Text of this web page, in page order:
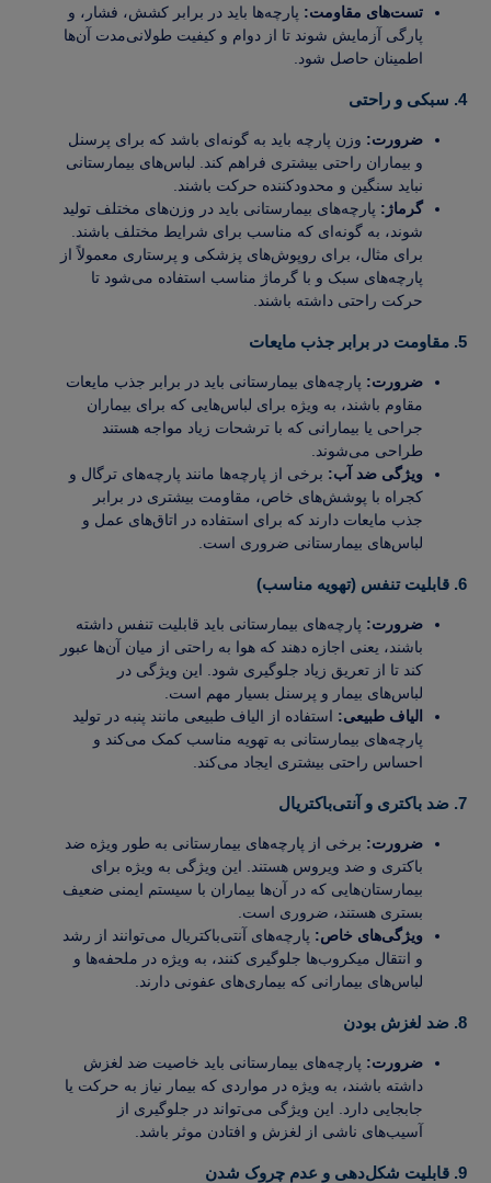
تست‌های مقاومت: پارچه‌ها باید در برابر کشش، فشار، و
پارگی آزمایش شوند تا از دوام و کیفیت طولانی‌مدت آن‌ها
اطمینان حاصل شود.
4. سبکی و راحتی
ضرورت: وزن پارچه باید به گونه‌ای باشد که برای پرسنل
و بیماران راحتی بیشتری فراهم کند. لباس‌های بیمارستانی
نباید سنگین و محدودکننده حرکت باشند.
گرماژ: پارچه‌های بیمارستانی باید در وزن‌های مختلف تولید
شوند، به گونه‌ای که مناسب برای شرایط مختلف باشند.
برای مثال، برای روپوش‌های پزشکی و پرستاری معمولاً از
پارچه‌های سبک و با گرماژ مناسب استفاده می‌شود تا
حرکت راحتی داشته باشند.
5. مقاومت در برابر جذب مایعات
ضرورت: پارچه‌های بیمارستانی باید در برابر جذب مایعات
مقاوم باشند، به ویژه برای لباس‌هایی که برای بیماران
جراحی یا بیمارانی که با ترشحات زیاد مواجه هستند
طراحی می‌شوند.
ویژگی ضد آب: برخی از پارچه‌ها مانند پارچه‌های ترگال و
کجراه با پوشش‌های خاص، مقاومت بیشتری در برابر
جذب مایعات دارند که برای استفاده در اتاق‌های عمل و
لباس‌های بیمارستانی ضروری است.
6. قابلیت تنفس (تهویه مناسب)
ضرورت: پارچه‌های بیمارستانی باید قابلیت تنفس داشته
باشند، یعنی اجازه دهند که هوا به راحتی از میان آن‌ها عبور
کند تا از تعریق زیاد جلوگیری شود. این ویژگی در
لباس‌های بیمار و پرسنل بسیار مهم است.
الیاف طبیعی: استفاده از الیاف طبیعی مانند پنبه در تولید
پارچه‌های بیمارستانی به تهویه مناسب کمک می‌کند و
احساس راحتی بیشتری ایجاد می‌کند.
7. ضد باکتری و آنتی‌باکتریال
ضرورت: برخی از پارچه‌های بیمارستانی به طور ویژه ضد
باکتری و ضد ویروس هستند. این ویژگی به ویژه برای
بیمارستان‌هایی که در آن‌ها بیماران با سیستم ایمنی ضعیف
بستری هستند، ضروری است.
ویژگی‌های خاص: پارچه‌های آنتی‌باکتریال می‌توانند از رشد
و انتقال میکروب‌ها جلوگیری کنند، به ویژه در ملحفه‌ها و
لباس‌های بیمارانی که بیماری‌های عفونی دارند.
8. ضد لغزش بودن
ضرورت: پارچه‌های بیمارستانی باید خاصیت ضد لغزش
داشته باشند، به ویژه در مواردی که بیمار نیاز به حرکت یا
جابجایی دارد. این ویژگی می‌تواند در جلوگیری از
آسیب‌های ناشی از لغزش و افتادن موثر باشد.
9. قابلیت شکل‌دهی و عدم چروک شدن